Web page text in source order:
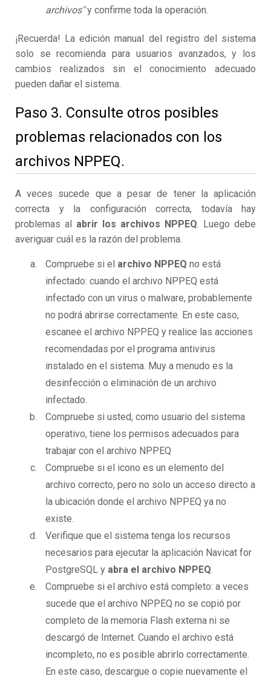
archivos"y confirme toda la operación.
¡Recuerda! La edición manual del registro del sistema
solo se recomienda para usuarios avanzados, y los
cambios realizados sin el conocimiento adecuado
pueden dañar el sistema.
Paso 3. Consulte otros posibles
problemas relacionados con los
archivos NPPEQ.
A veces sucede que a pesar de tener la aplicación
correcta y la configuración correcta, todavía hay
problemas al abrir los archivos NPPEQ. Luego debe
averiguar cuál es la razón del problema.
Compruebe si el archivo NPPEQ no está
infectado: cuando el archivo NPPEQ está
infectado con un virus o malware, probablemente
no podrá abrirse correctamente. En este caso,
escanee el archivo NPPEQ y realice las acciones
recomendadas por el programa antivirus
instalado en el sistema. Muy a menudo es la
desinfección o eliminación de un archivo
infectado.
Compruebe si usted, como usuario del sistema
operativo, tiene los permisos adecuados para
trabajar con el archivo NPPEQ
Compruebe si el icono es un elemento del
archivo correcto, pero no solo un acceso directo a
la ubicación donde el archivo NPPEQ ya no
existe.
Verifique que el sistema tenga los recursos
necesarios para ejecutar la aplicación Navicat for
PostgreSQL y abra el archivo NPPEQ.
Compruebe si el archivo está completo: a veces
sucede que el archivo NPPEQ no se copió por
completo de la memoria Flash externa ni se
descargó de Internet. Cuando el archivo está
incompleto, no es posible abrirlo correctamente.
En este caso, descargue o copie nuevamente el